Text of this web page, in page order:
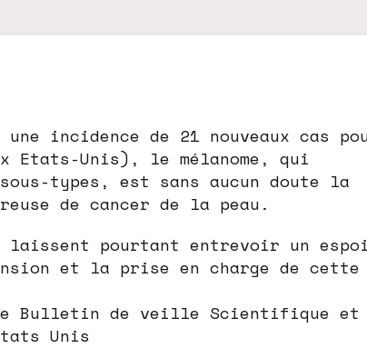
incidence de 21 nouveaux cas
Etats-Unis), le mélanome, qui
types, est sans aucun doute la
de cancer de la peau.
laissent pourtant entrevoir un
et la prise en charge de cette
Bulletin de veille Scientifique et
Unis